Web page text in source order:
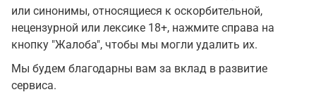
или синонимы, относящиеся к оскорбительной,
нецензурной или лексике 18+, нажмите справа на
кнопку "Жалоба", чтобы мы могли удалить их.
Мы будем благодарны вам за вклад в развитие
сервиса.